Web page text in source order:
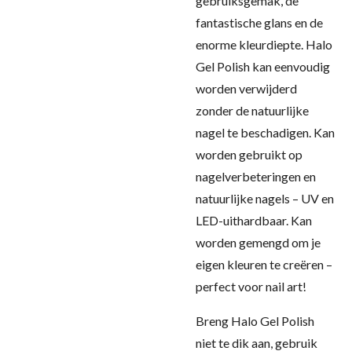
fantastische glans en de
enorme kleurdiepte. Halo
Gel Polish kan eenvoudig
worden verwijderd
zonder de natuurlijke
nagel te beschadigen. Kan
worden gebruikt op
nagelverbeteringen en
natuurlijke nagels – UV en
LED-uithardbaar. Kan
worden gemengd om je
eigen kleuren te creëren –
perfect voor nail art!
Breng Halo Gel Polish
niet te dik aan, gebruik